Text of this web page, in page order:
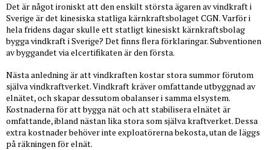
Det är något ironiskt att den enskilt största ägaren av vindkraft i
Sverige är det kinesiska statliga kärnkraftsbolaget CGN. Varför i
hela fridens dagar skulle ett statligt kinesiskt kärnkraftsbolag
bygga vindkraft i Sverige? Det finns flera förklaringar. Subventionen
av byggandet via elcertifikaten är den första.
Nästa anledning är att vindkraften kostar stora summor förutom
själva vindkraftverket. Vindkraft kräver omfattande utbyggnad av
elnätet, och skapar dessutom obalanser i samma elsystem.
Kostnaderna för att bygga nät och att stabilisera elnätet är
omfattande, ibland nästan lika stora som själva kraftverket. Dessa
extra kostnader behöver inte exploatörerna bekosta, utan de läggs
på räkningen för elnät.